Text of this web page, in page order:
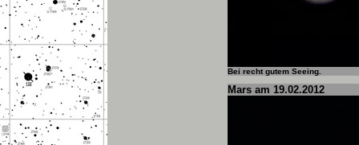
Bei recht gutem Seeing.
Mars am 19.02.2012